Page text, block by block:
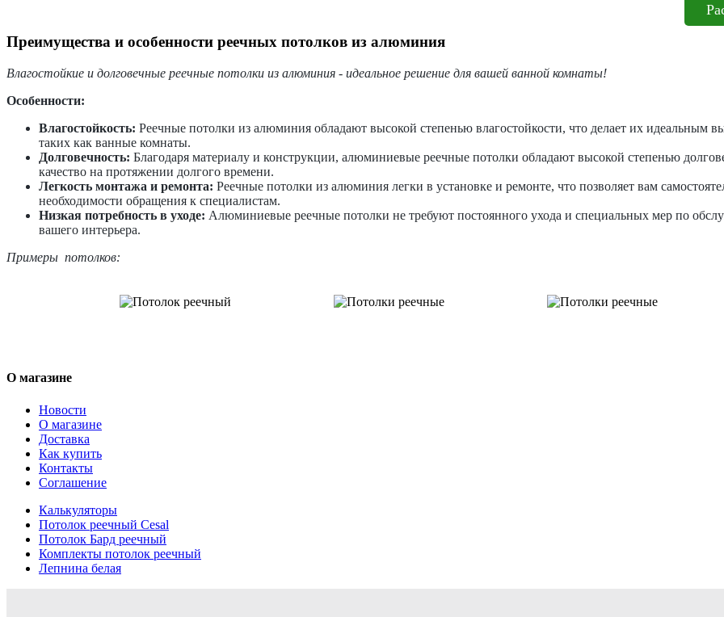
Преимущества и особенности реечных потолков из алюминия
Влагостойкие и долговечные реечные потолки из алюминия - идеальное решение для вашей ванной комнаты!
Особенности:
Влагостойкость: Реечные потолки из алюминия обладают высокой степенью влагостойкости, что делает их
таких как ванные комнаты.
Долговечность: Благодаря материалу и конструкции, алюминиевые реечные потолки обладают высокой степенью
качество на протяжении долгого времени.
Легкость монтажа и ремонта: Реечные потолки из алюминия легки в установке и ремонте, что позволяет вам
необходимости обращения к специалистам.
Низкая потребность в уходе: Алюминиевые реечные потолки не требуют постоянного ухода и специальных мер по
вашего интерьера.
Примеры потолков:
О магазине
Новости
О магазине
Доставка
Как купить
Контакты
Соглашение
Калькуляторы
Потолок реечный Cesal
Потолок Бард реечный
Комплекты потолок реечный
Лепнина белая